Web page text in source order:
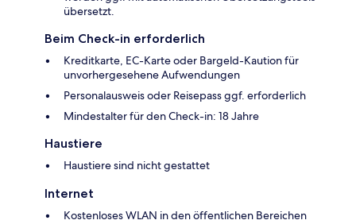
übersetzt.
Beim Check-in erforderlich
Kreditkarte, EC-Karte oder Bargeld-Kaution für
unvorhergesehene Aufwendungen
Personalausweis oder Reisepass ggf. erforderlich
Mindestalter für den Check-in: 18 Jahre
Haustiere
Haustiere sind nicht gestattet
Internet
Kostenloses WLAN in den öffentlichen Bereichen